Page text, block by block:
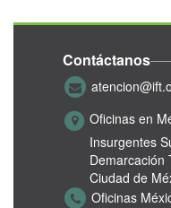
Contáctanos
Oficinas en
Insurgentes
Demarcación
Ciudad de
Oficinas